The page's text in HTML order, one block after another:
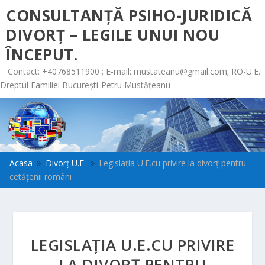
CONSULTANȚĂ PSIHO-JURIDICĂ
DIVORȚ – LEGILE UNUI NOU
ÎNCEPUT.
Contact: +40768511900 ; E-mail: mustateanu@gmail.com; RO-U.E.
Dreptul Familiei București-Petru Mustățeanu
Acasa 9 Divorț U.E. 9 Legislația U.E.cu privire la divorț pentru
cetățenii români
LEGISLAȚIA U.E.CU PRIVIRE